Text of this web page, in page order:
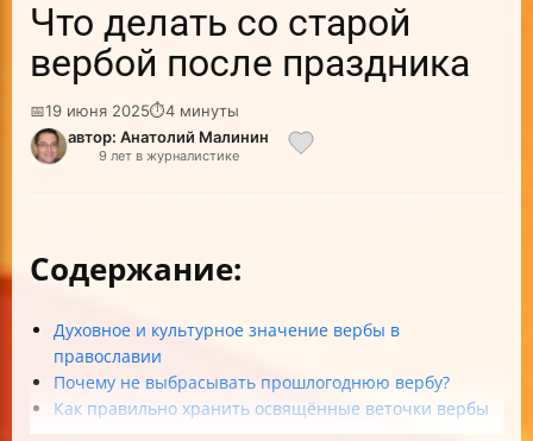
Что делать со старой
вербой после праздника
📅19 июня 2025⏱4 минуты
автор: Анатолий Малинин
9 лет в журналистике
Содержание:
Духовное и культурное значение вербы в
православии
Почему не выбрасывать прошлогоднюю вербу?
Как правильно хранить освящённые веточки вербы